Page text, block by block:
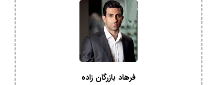
فرهاد بازرگان زاده